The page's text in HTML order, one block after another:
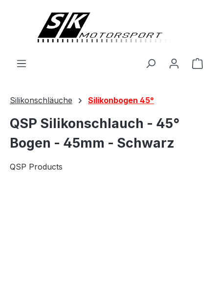
Silikonschläuche Silikonbogen 45°
QSP Silikonschlauch - 45°
Bogen - 45mm - Schwarz
QSP Products